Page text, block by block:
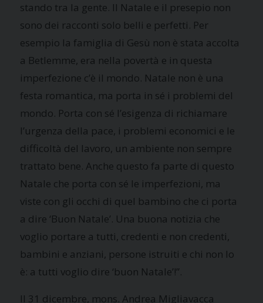
stando tra la gente. Il Natale e il presepio non
sono dei racconti solo belli e perfetti. Per
esempio la famiglia di Gesù non è stata accolta
a Betlemme, era nella povertà e in questa
imperfezione c’è il mondo. Natale non è una
festa romantica, ma porta in sé i problemi del
mondo. Porta con sé l’esigenza di richiamare
l’urgenza della pace, i problemi economici e le
difficoltà del lavoro, un ambiente non sempre
trattato bene. Anche questo fa parte di questo
Natale che porta con sé le imperfezioni, ma
viste con gli occhi di quel bambino che ci porta
a dire ‘Buon Natale’. Una buona notizia che
voglio portare a tutti, credenti e non credenti,
bambini e anziani, persone istruiti e chi non lo
è: a tutti voglio dire ‘buon Natale’!”.
Il 31 dicembre, mons. Andrea Migliavacca